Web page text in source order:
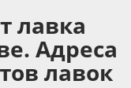
лавка
Адреса
лавок